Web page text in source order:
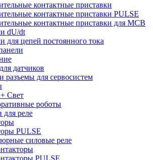
контактные приставки
контактные приставки PULSE
контактные приставки для MCB
dU/dt
для цепей постоянного тока
датчиков
разъемы для сервосистем
Свет
роботы
для реле
PULSE
силовые реле
PULSE